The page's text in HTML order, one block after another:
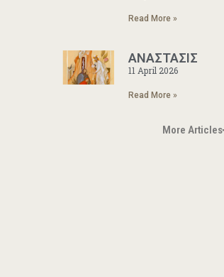
Read More »
ΑΝΑΣΤΑΣΙΣ
11 April 2026
Read More »
More Articles